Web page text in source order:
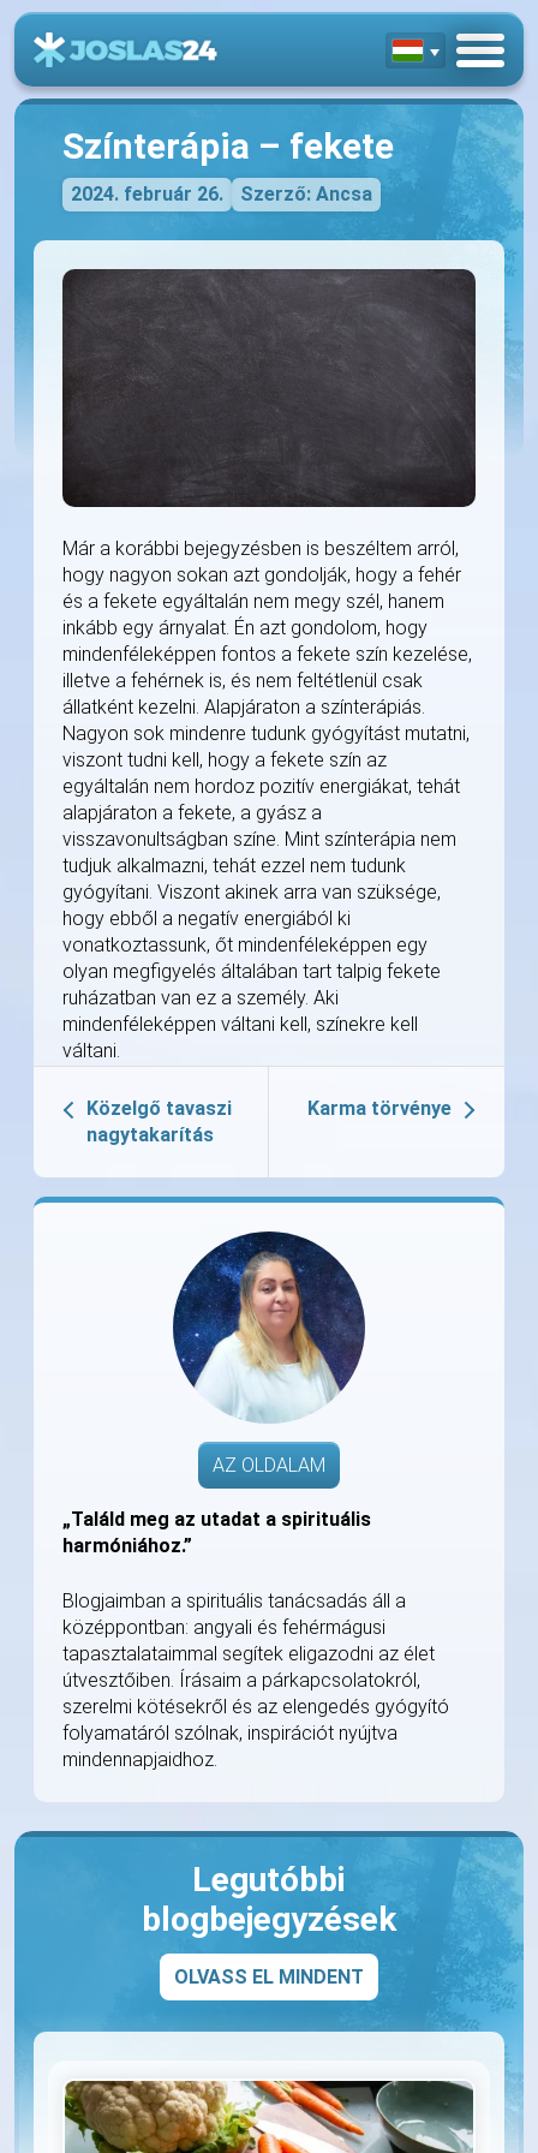
Színterápia – fekete
2024. február 26. Szerző: Ancsa
Már a korábbi bejegyzésben is beszéltem arról,
hogy nagyon sokan azt gondolják, hogy a fehér
és a fekete egyáltalán nem megy szél, hanem
inkább egy árnyalat. Én azt gondolom, hogy
mindenféleképpen fontos a fekete szín kezelése,
illetve a fehérnek is, és nem feltétlenül csak
állatként kezelni. Alapjáraton a színterápiás.
Nagyon sok mindenre tudunk gyógyítást mutatni,
viszont tudni kell, hogy a fekete szín az
egyáltalán nem hordoz pozitív energiákat, tehát
alapjáraton a fekete, a gyász a
visszavonultságban színe. Mint színterápia nem
tudjuk alkalmazni, tehát ezzel nem tudunk
gyógyítani. Viszont akinek arra van szüksége,
hogy ebből a negatív energiából ki
vonatkoztassunk, őt mindenféleképpen egy
olyan megfigyelés általában tart talpig fekete
ruházatban van ez a személy. Aki
mindenféleképpen váltani kell, színekre kell
váltani.
Közelgő tavaszi
nagytakarítás
Karma törvénye
AZ OLDALAM
„Találd meg az utadat a spirituális
harmóniához.”
Blogjaimban a spirituális tanácsadás áll a
középpontban: angyali és fehérmágusi
tapasztalataimmal segítek eligazodni az élet
útvesztőiben. Írásaim a párkapcsolatokról,
szerelmi kötésekről és az elengedés gyógyító
folyamatáról szólnak, inspirációt nyújtva
mindennapjaidhoz.
Legutóbbi
blogbejegyzések
OLVASS EL MINDENT